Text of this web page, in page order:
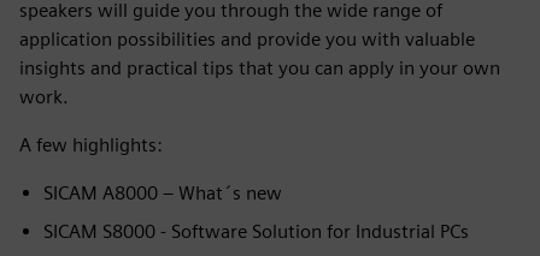
speakers will guide you through the wide range of
application possibilities and provide you with valuable
insights and practical tips that you can apply in your own
work.
A few highlights:
SICAM A8000 – What´s new
SICAM S8000 - Software Solution for Industrial PCs